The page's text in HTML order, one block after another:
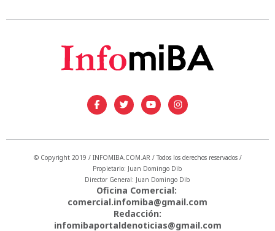
© Copyright 2019 / INFOMIBA.COM.AR / Todos los derechos reservados /
Propietario: Juan Domingo Dib
Director General: Juan Domingo Dib
Oficina Comercial:
comercial.infomiba@gmail.com
Redacción:
infomibaportaldenoticias@gmail.com